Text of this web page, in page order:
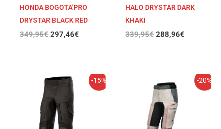
HONDA BOGOTA’PRO
DRYSTAR BLACK RED
349,95€ 297,46€
HALO DRYSTAR DARK
KHAKI
339,95€ 288,96€
-15%
El
precio
original
era:
339,95€.
precio
-20%
precio
original
era:
359,99€.
precio